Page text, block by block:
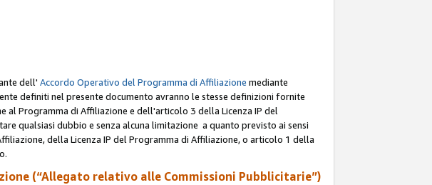
dell' Accordo Operativo del Programma di Affiliazione mediante
definiti nel presente documento avranno le stesse definizioni fornite
al Programma di Affiliazione e dell'articolo 3 della Licenza IP del
qualsiasi dubbio e senza alcuna limitazione a quanto previsto ai sensi
della Licenza IP del Programma di Affiliazione, o articolo 1 della
(“Allegato relativo alle Commissioni Pubblicitarie”)